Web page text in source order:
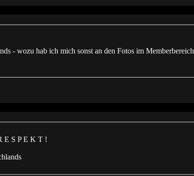
- wozu hab ich mich sonst an den Fotos im Memberbereich
E S P E K T !